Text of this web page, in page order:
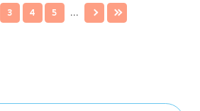
3 4 5 ...